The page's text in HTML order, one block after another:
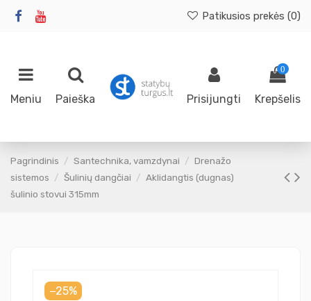
Patikusios prekės (0)
Meniu Paieška Prisijungti
0
Krepšelis
Pagrindinis Santechnika, vamzdynai
Drenažo
sistemos
Šulinių dangčiai
Aklidangtis (dugnas)
šulinio stovui 315mm
−25%